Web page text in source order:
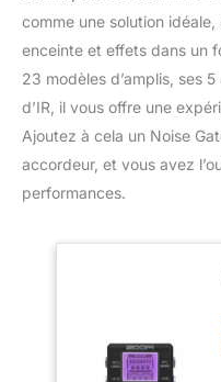
comme une solution idéale,
enceinte et effets dans un
23 modèles d’amplis, ses
d’IR, il vous offre une
Ajoutez à cela un Noise
accordeur, et vous avez
performances.